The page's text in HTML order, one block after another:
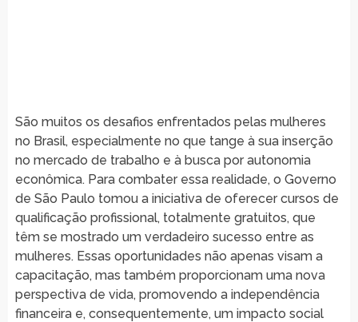
São muitos os desafios enfrentados pelas mulheres
no Brasil, especialmente no que tange à sua inserção
no mercado de trabalho e à busca por autonomia
econômica. Para combater essa realidade, o Governo
de São Paulo tomou a iniciativa de oferecer cursos de
qualificação profissional, totalmente gratuitos, que
têm se mostrado um verdadeiro sucesso entre as
mulheres. Essas oportunidades não apenas visam a
capacitação, mas também proporcionam uma nova
perspectiva de vida, promovendo a independência
financeira e, consequentemente, um impacto social